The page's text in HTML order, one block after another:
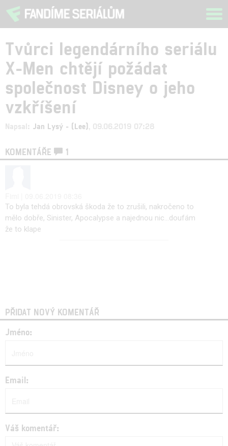
Tvůrci legendárního seriálu
X-Men chtějí požádat
společnost Disney o jeho
vzkříšení
Napsal: Jan Lysý - (Lee) , 09.06.2019 07:28
KOMENTÁŘE 1
To byla tehdá obrovská škoda že to zrušili, nakročeno to
mělo dobře, Sinister, Apocalypse a najednou nic...doufám
že to klape
PŘIDAT NOVÝ KOMENTÁŘ
Jméno:
Email:
Váš komentář: